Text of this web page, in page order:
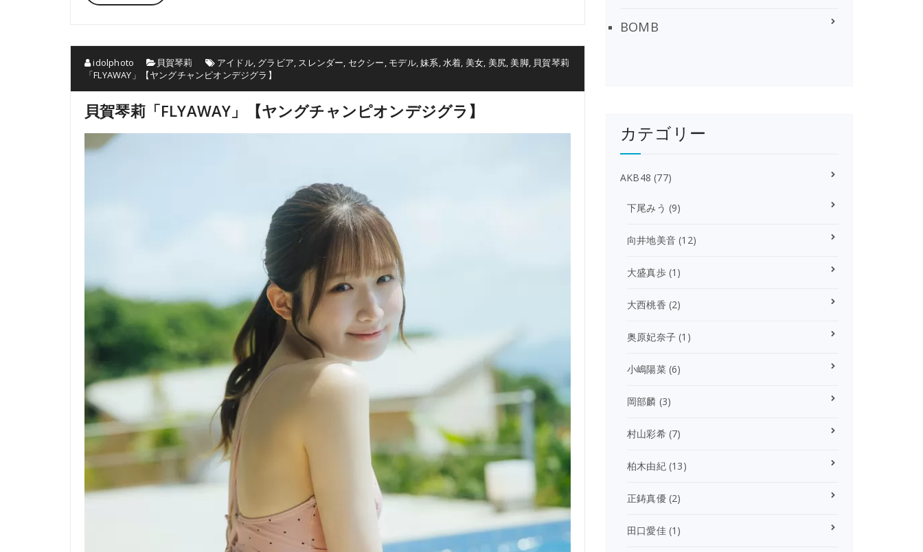
idolphoto 貝賀琴莉 アイドル, グラビア, スレンダー, セクシー, モデル,妹系,水着, 美女, 美尻,美脚, 貝賀琴莉
「FLYAWAY」【ヤングチャンピオンデジグラ】
貝賀琴莉「FLYAWAY」【ヤングチャンピオンデジグラ】
BOMB
カテゴリー
AKB48 (77)
下尾みう (9)
向井地美音 (12)
大盛真歩(1)
大西桃香 (2)
奥原妃奈子 (1)
小嶋陽菜(6)
岡部麟 (3)
村山彩希(7)
柏木由紀(13)
正鋳真優(2)
田口愛佳(1)